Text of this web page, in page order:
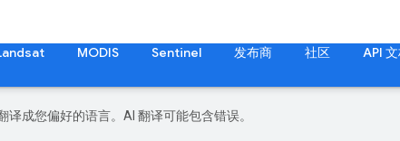
MODIS Sentinel 发布商 社区 API
译成您偏好的语言。AI 翻译可能包含错误。